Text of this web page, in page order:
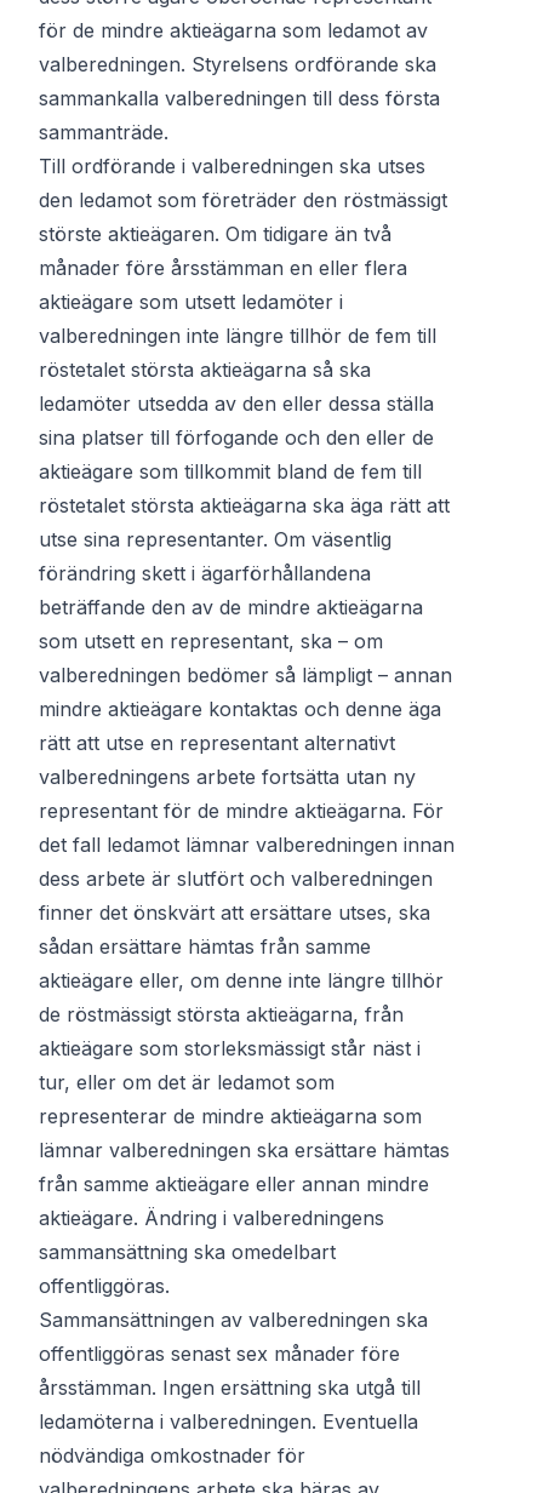
för de mindre aktieägarna som ledamot av
valberedningen. Styrelsens ordförande ska
sammankalla valberedningen till dess första
sammanträde.
Till ordförande i valberedningen ska utses
den ledamot som företräder den röstmässigt
störste aktieägaren. Om tidigare än två
månader före årsstämman en eller flera
aktieägare som utsett ledamöter i
valberedningen inte längre tillhör de fem till
röstetalet största aktieägarna så ska
ledamöter utsedda av den eller dessa ställa
sina platser till förfogande och den eller de
aktieägare som tillkommit bland de fem till
röstetalet största aktieägarna ska äga rätt att
utse sina representanter. Om väsentlig
förändring skett i ägarförhållandena
beträffande den av de mindre aktieägarna
som utsett en representant, ska – om
valberedningen bedömer så lämpligt – annan
mindre aktieägare kontaktas och denne äga
rätt att utse en representant alternativt
valberedningens arbete fortsätta utan ny
representant för de mindre aktieägarna. För
det fall ledamot lämnar valberedningen innan
dess arbete är slutfört och valberedningen
finner det önskvärt att ersättare utses, ska
sådan ersättare hämtas från samme
aktieägare eller, om denne inte längre tillhör
de röstmässigt största aktieägarna, från
aktieägare som storleksmässigt står näst i
tur, eller om det är ledamot som
representerar de mindre aktieägarna som
lämnar valberedningen ska ersättare hämtas
från samme aktieägare eller annan mindre
aktieägare. Ändring i valberedningens
sammansättning ska omedelbart
offentliggöras.
Sammansättningen av valberedningen ska
offentliggöras senast sex månader före
årsstämman. Ingen ersättning ska utgå till
ledamöterna i valberedningen. Eventuella
nödvändiga omkostnader för